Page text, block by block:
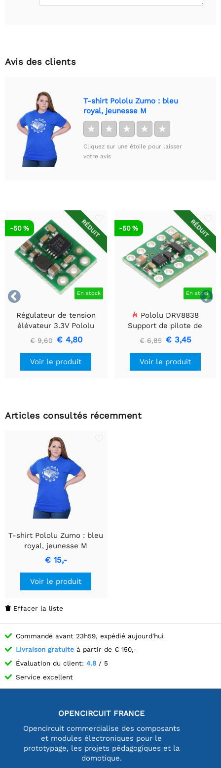
Avis des clients
T-shirt Pololu Zumo : bleu
royal, jeunesse M
★ ★ ★ ★ ★
Cliquez sur une étoile pour laisser
votre avis


RÉDUIT
En stock
-50 %
Régulateur de tension
élévateur 3.3V Pololu
U1V10F3
€ 9,60 € 4,80
Voir le produit
RÉDUIT
En stock
-50 %
Pololu DRV8838
Support de pilote de
moteur CC à balais simple
€ 6,85 € 3,45
Voir le produit
Articles consultés récemment
T-shirt Pololu Zumo : bleu
royal, jeunesse M
€ 15,-
Voir le produit
 Effacer la liste
Commandé avant 23h59, expédié aujourd'hui
Livraison gratuite à partir de € 150,-
Évaluation du client: 4.8 / 5
Service excellent
OPENCIRCUIT FRANCE
Opencircuit commercialise des composants
et modules électroniques pour le
prototypage, les projets pédagogiques et la
domotique.